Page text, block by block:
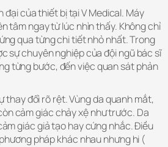
của thiết bị tại V Medical. Máy
tâm ngay từ lúc nhìn thấy. Không chỉ
qua từng chi tiết nhỏ nhất. Trong
sự chuyên nghiệp của đội ngũ bác sĩ
từng bước, đến việc quan sát phản
thay đổi rõ rệt. Vùng da quanh mắt,
cảm giác chảy xệ như trước. Da
giác giả tạo hay cứng nhắc. Điều
pháp khác nhau nhưng hi (